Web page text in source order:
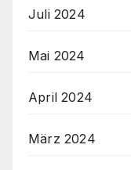
Juli 2024
Mai 2024
April 2024
März 2024